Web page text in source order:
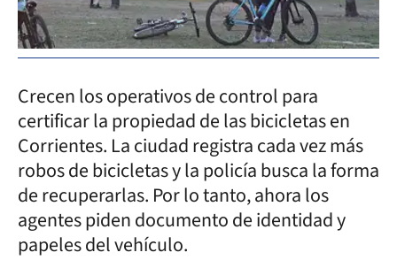
Crecen los operativos de control para
certificar la propiedad de las bicicletas en
Corrientes. La ciudad registra cada vez más
robos de bicicletas y la policía busca la forma
de recuperarlas. Por lo tanto, ahora los
agentes piden documento de identidad y
papeles del vehículo.